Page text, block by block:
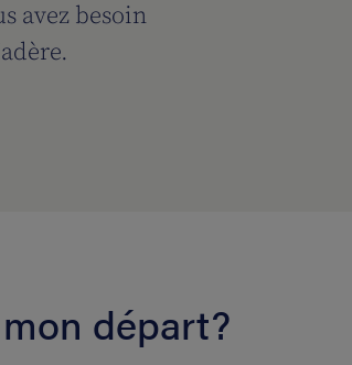
avez besoin
départ?